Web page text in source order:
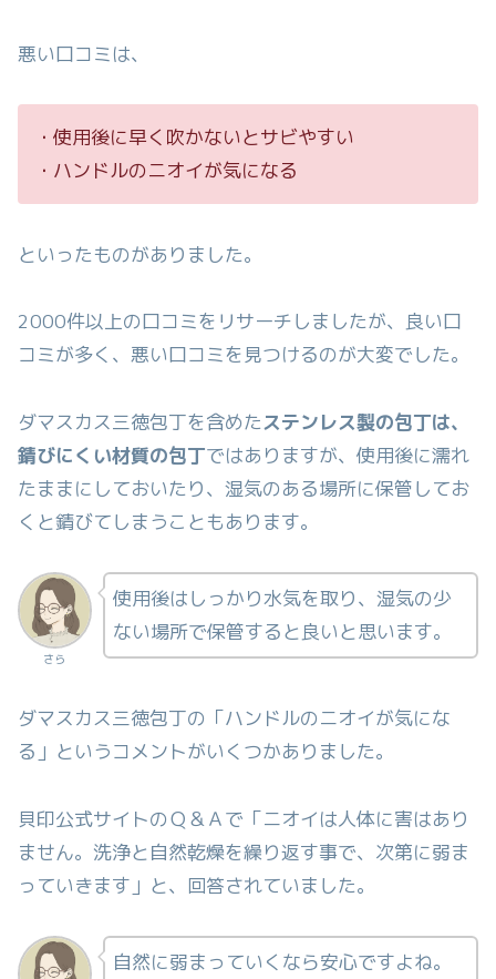
悪い口コミは、
・使用後に早く吹かないとサビやすい
・ハンドルのニオイが気になる
といったものがありました。
2000件以上の口コミをリサーチしましたが、良い口
コミが多く、悪い口コミを見つけるのが大変でした。
ダマスカス三徳包丁を含めたステンレス製の包丁は、
錆びにくい材質の包丁ではありますが、使用後に濡れ
たままにしておいたり、湿気のある場所に保管してお
くと錆びてしまうこともあります。
さら
使用後はしっかり水気を取り、湿気の少
ない場所で保管すると良いと思います。
ダマスカス三徳包丁の「ハンドルのニオイが気にな
る」というコメントがいくつかありました。
貝印公式サイトのＱ＆Ａで「ニオイは人体に害はあり
ません。洗浄と自然乾燥を繰り返す事で、次第に弱ま
っていきます」と、回答されていました。
自然に弱まっていくなら安心ですよね。